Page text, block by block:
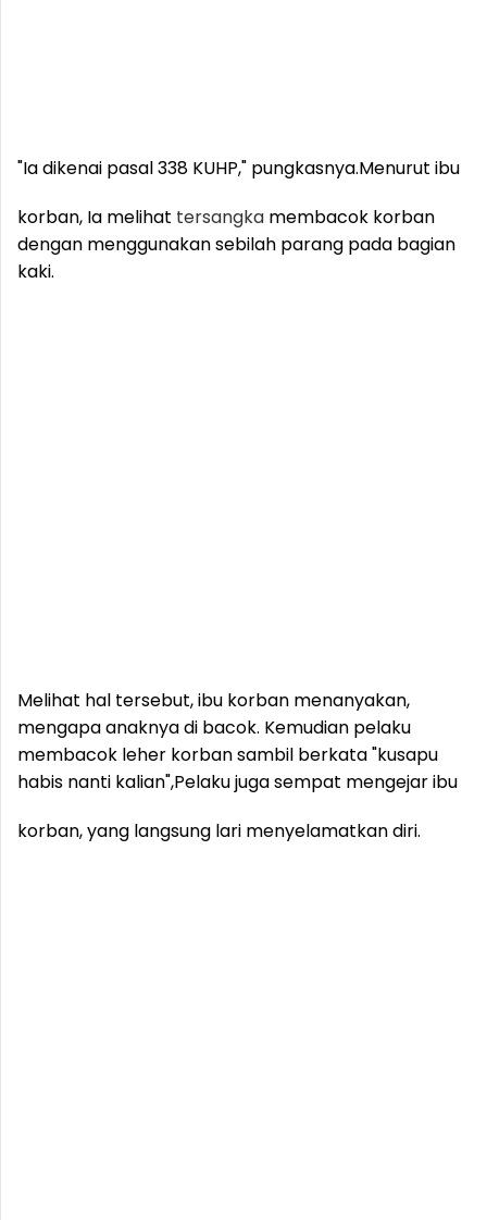
"Ia dikenai pasal 338 KUHP," pungkasnya.Menurut ibu
korban, Ia melihat tersangka membacok korban
dengan menggunakan sebilah parang pada bagian
kaki.
Melihat hal tersebut, ibu korban menanyakan,
mengapa anaknya di bacok. Kemudian pelaku
membacok leher korban sambil berkata "kusapu
habis nanti kalian",Pelaku juga sempat mengejar ibu
korban, yang langsung lari menyelamatkan diri.